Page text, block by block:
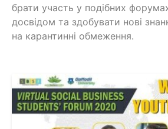
брати участь у подібних
досвідом та здобувати нові
на карантинні обмеження.